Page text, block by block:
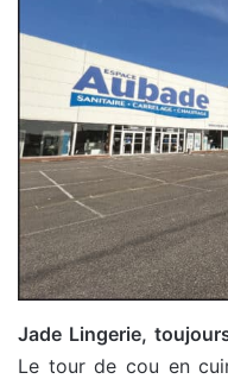
Jade Lingerie,
Le tour de cou en